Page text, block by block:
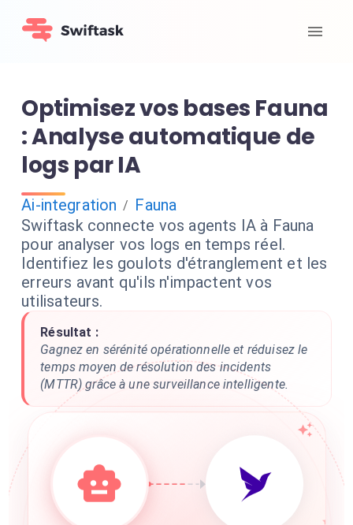
Optimisez vos bases Fauna
: Analyse automatique de
logs par IA
Ai-integration / Fauna
Swiftask connecte vos agents IA à Fauna
pour analyser vos logs en temps réel.
Identifiez les goulots d'étranglement et les
erreurs avant qu'ils n'impactent vos
utilisateurs.
Résultat :
Gagnez en sérénité opérationnelle et réduisez le
temps moyen de résolution des incidents
(MTTR) grâce à une surveillance intelligente.